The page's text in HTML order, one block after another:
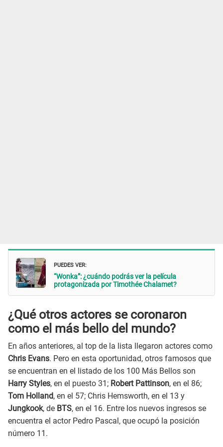
PUEDES VER:
“Wonka”: ¿cuándo podrás ver la película
protagonizada por Timothée Chalamet?
¿Qué otros actores se coronaron
como el más bello del mundo?
En años anteriores, al top de la lista llegaron actores como
Chris Evans. Pero en esta oportunidad, otros famosos que
se encuentran en el listado de los 100 Más Bellos son
Harry Styles, en el puesto 31; Robert Pattinson, en el 86;
Tom Holland, en el 57; Chris Hemsworth, en el 13 y
Jungkook, de BTS, en el 16. Entre los nuevos ingresos se
encuentra el actor Pedro Pascal, que ocupó la posición
número 11.